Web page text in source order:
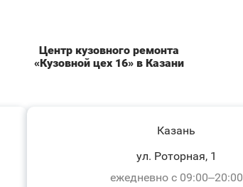
Центр кузовного ремонта
«Кузовной цех 16» в Казани
Казань
ул. Роторная, 1
ежедневно с 09:00–20:00